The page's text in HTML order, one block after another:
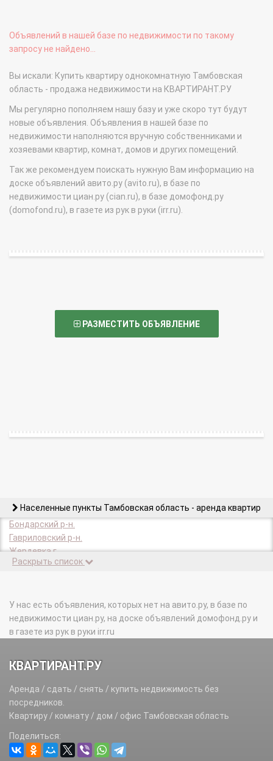
Объявлений в нашей базе по недвижимости по такому
запросу не найдено...
Вы искали: Купить квартиру однокомнатную Тамбовская
область - продажа недвижимости на КВАРТИРАНТ.РУ
Мы регулярно пополняем нашу базу и уже скоро тут будут
новые объявления. Объявления в нашей базе по
недвижимости наполняются вручную собственниками и
хозяевами квартир, комнат, домов и других помещений.
Так же рекомендуем поискать нужную Вам информацию на
доске объявлений авито.ру (avito.ru), в базе по
недвижимости циан.ру (cian.ru), в базе домофонд.ру
(domofond.ru), в газете из рук в руки (irr.ru).
РАЗМЕСТИТЬ ОБЪЯВЛЕНИЕ
Населенные пункты Тамбовская область - аренда квартир
Бондарский р-н.
Гавриловский р-н.
Жердевка г.
Жердевский р-н.
Кирсанов г.
Кирсановский р-н.
Котовск г.
Мичуринский р-н.
Мордовский р-н.
Моршанск г.
Моршанский р-н.
Мучкапский р-н.
Первомайский р-н.
Петровский р-н.
Раскрыть список
У нас есть объявления, которых нет на авито.ру, в базе по
недвижимости циан.ру, на доске объявлений домофонд.ру и
в газете из рук в руки irr.ru
КВАРТИРАНТ.РУ
Аренда / сдать / снять / купить недвижимость без
посредников.
Квартиру / комнату / дом / офис Тамбовская область
Поделиться: